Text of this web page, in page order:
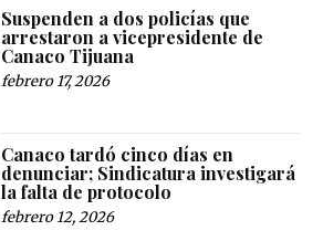
Suspenden a dos policías que
arrestaron a vicepresidente de
Canaco Tijuana
febrero 17, 2026
Canaco tardó cinco días en
denunciar; Sindicatura investigará
la falta de protocolo
febrero 12, 2026